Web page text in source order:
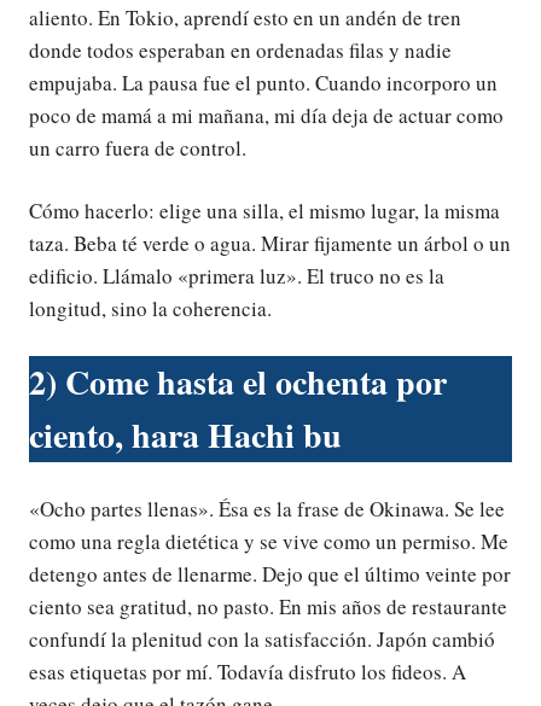
aliento. En Tokio, aprendí esto en un andén de tren
donde todos esperaban en ordenadas filas y nadie
empujaba. La pausa fue el punto. Cuando incorporo un
poco de mamá a mi mañana, mi día deja de actuar como
un carro fuera de control.
Cómo hacerlo: elige una silla, el mismo lugar, la misma
taza. Beba té verde o agua. Mirar fijamente un árbol o un
edificio. Llámalo «primera luz». El truco no es la
longitud, sino la coherencia.
2) Come hasta el ochenta por
ciento, hara Hachi bu
«Ocho partes llenas». Ésa es la frase de Okinawa. Se lee
como una regla dietética y se vive como un permiso. Me
detengo antes de llenarme. Dejo que el último veinte por
ciento sea gratitud, no pasto. En mis años de restaurante
confundí la plenitud con la satisfacción. Japón cambió
esas etiquetas por mí. Todavía disfruto los fideos. A